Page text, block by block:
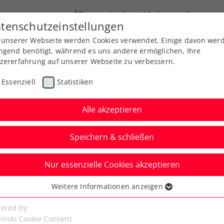
ÖTV Landesverbände News
Ausbildung Services Über uns
Aktuelle News
Webseite werden Cookies verwendet. Einige davon
benötigt, während es uns andere ermöglichen, Ihre
auf unserer Webseite zu verbessern.
Essenziell Statistiken
Alle akzeptieren
Speichern & schließen
Nur essenzielle Cookies akzeptieren
Cookies werden für grundlegende Funktionen der
benötigt. Dadurch ist gewährleistet, dass die Webseite
Weitere Informationen anzeigen
by
Cookie Consent